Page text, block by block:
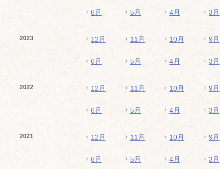
6月 5月 4月 3月
2023 12月 11月 10月 9月
6月 5月 4月 3月
2022 12月 11月 10月 9月
6月 5月 4月 3月
2021 12月 11月 10月 9月
6月 5月 4月 3月